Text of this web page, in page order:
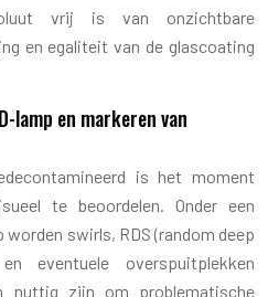
vrij is van onzichtbare
en egaliteit van de glascoating
lamp en markeren van
is het moment
te beoordelen. Onder een
swirls, RDS (random deep
eventuele overspuitplekken
nuttig zijn om problematische